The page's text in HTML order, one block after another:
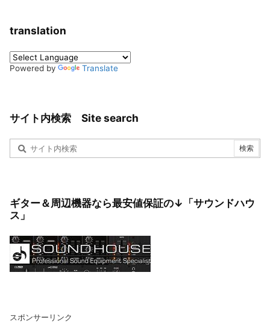
translation
Powered by Translate
サイト内検索 Site search
ギター＆周辺機器なら最安値保証の↓「サウンドハウ
ス」
スポンサーリンク